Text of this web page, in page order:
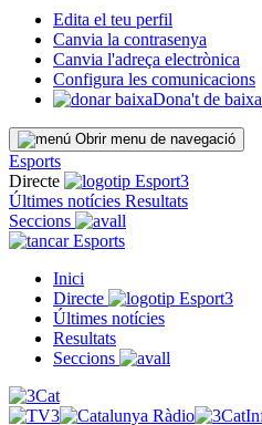
Edita el teu perfil
Canvia la contrasenya
Canvia l'adreça electrònica
Configura les comunicacions
Dona't de baixa
Obrir menu de navegació
Esports
Directe
Últimes notícies Resultats
Seccions
Esports
Inici
Directe
Últimes notícies
Resultats
Seccions